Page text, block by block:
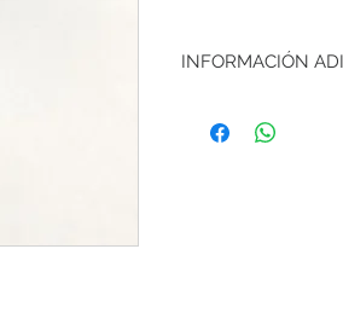
INFORMACIÓN
para pedidos